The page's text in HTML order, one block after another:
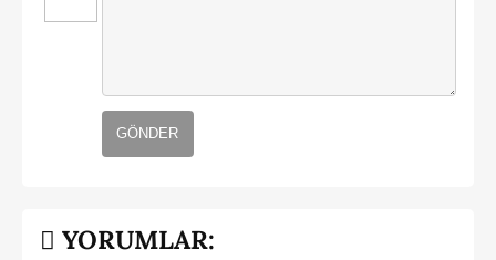
GÖNDER
YORUMLAR: